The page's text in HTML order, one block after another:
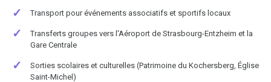
✓ Transport pour événements associatifs et sportifs locaux
✓
Transferts groupes vers l'Aéroport de Strasbourg-Entzheim et la
Gare Centrale
✓
Sorties scolaires et culturelles (Patrimoine du Kochersberg, Église
Saint-Michel)